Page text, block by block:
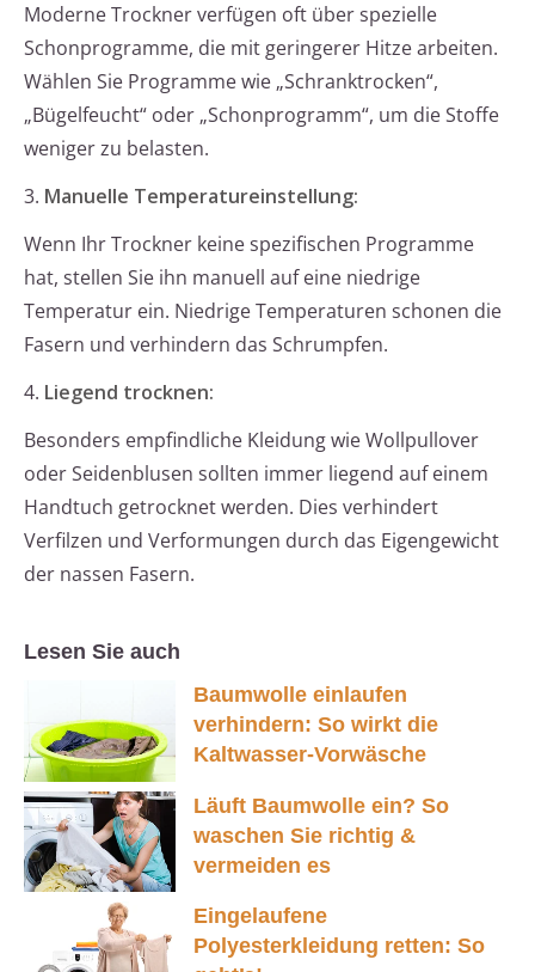
Moderne Trockner verfügen oft über spezielle
Schonprogramme, die mit geringerer Hitze arbeiten.
Wählen Sie Programme wie „Schranktrocken“,
„Bügelfeucht“ oder „Schonprogramm“, um die Stoffe
weniger zu belasten.
3. Manuelle Temperatureinstellung:
Wenn Ihr Trockner keine spezifischen Programme
hat, stellen Sie ihn manuell auf eine niedrige
Temperatur ein. Niedrige Temperaturen schonen die
Fasern und verhindern das Schrumpfen.
4. Liegend trocknen:
Besonders empfindliche Kleidung wie Wollpullover
oder Seidenblusen sollten immer liegend auf einem
Handtuch getrocknet werden. Dies verhindert
Verfilzen und Verformungen durch das Eigengewicht
der nassen Fasern.
Lesen Sie auch
Baumwolle einlaufen
verhindern: So wirkt die
Kaltwasser-Vorwäsche
Läuft Baumwolle ein? So
waschen Sie richtig &
vermeiden es
Eingelaufene
Polyesterkleidung retten: So